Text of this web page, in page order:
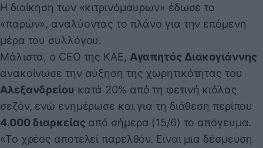
Η διοίκηση των «κιτρινόμαυρων» έδωσε το
«παρών», αναλύοντας το πλάνο για την επόμενη
μέρα του συλλόγου.
Μάλιστα, ο CEO της ΚΑΕ, Αγαπητός Διακογιάννης
ανακοίνωσε την αύξηση της χωρητικότητας του
Αλεξανδρείου κατά 20% από τη φετινή κιόλας
σεζόν, ενώ ενημέρωσε και για τη διάθεση περίπου
4.000 διαρκείας από σήμερα (15/6) το απόγευμα.
«Το χρέος αποτελεί παρελθόν. Είναι μια δέσμευση